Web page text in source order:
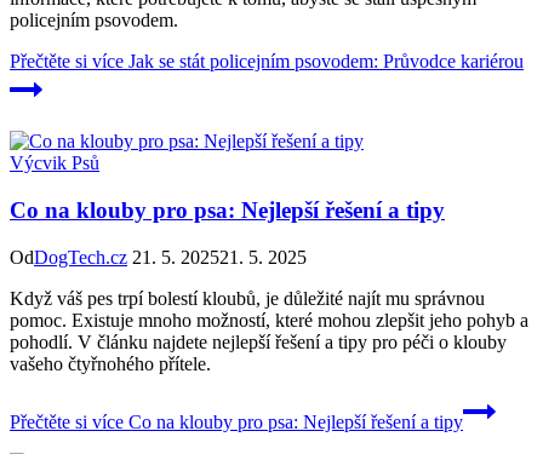
policejním psovodem.
Přečtěte si více Jak se stát policejním psovodem: Průvodce kariérou
Výcvik Psů
Co na klouby pro psa: Nejlepší řešení a tipy
OdDogTech.cz 21. 5. 202521. 5. 2025
Když váš pes trpí bolestí kloubů, je důležité najít mu správnou
pomoc. Existuje mnoho možností, které mohou zlepšit jeho pohyb a
pohodlí. V článku najdete nejlepší řešení a tipy pro péči o klouby
vašeho čtyřnohého přítele.
Přečtěte si více Co na klouby pro psa: Nejlepší řešení a tipy